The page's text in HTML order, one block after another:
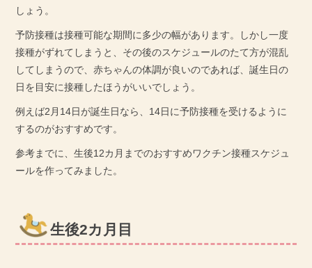
しょう。
予防接種は接種可能な期間に多少の幅があります。しかし一度
接種がずれてしまうと、その後のスケジュールのたて方が混乱
してしまうので、赤ちゃんの体調が良いのであれば、誕生日の
日を目安に接種したほうがいいでしょう。
例えば2月14日が誕生日なら、14日に予防接種を受けるように
するのがおすすめです。
参考までに、生後12カ月までのおすすめワクチン接種スケジュ
ールを作ってみました。
生後2カ月目